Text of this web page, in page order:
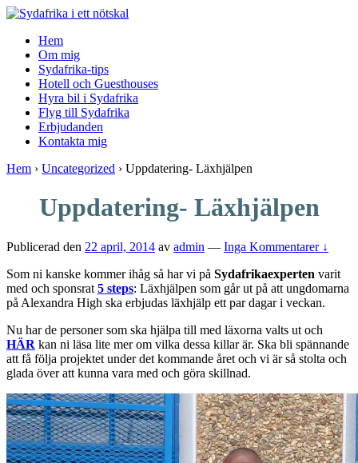
↓
Main
Content
Hem
Om mig
Sydafrika-tips
Hotell och Guesthouses
Hyra bil i Sydafrika
Flyg till Sydafrika
Erbjudanden
Kontakta mig
Hem › Uncategorized › Uppdatering- Läxhjälpen
Uppdatering- Läxhjälpen
Publicerad den 22 april, 2014 av admin — Inga Kommentarer ↓
Som ni kanske kommer ihåg så har vi på Sydafrikaexperten varit
med och sponsrat 5 steps: Läxhjälpen som går ut på att ungdomarna
på Alexandra High ska erbjudas läxhjälp ett par dagar i veckan.
Nu har de personer som ska hjälpa till med läxorna valts ut och
HÄR kan ni läsa lite mer om vilka dessa killar är. Ska bli spännande
att få följa projektet under det kommande året och vi är så stolta och
glada över att kunna vara med och göra skillnad.